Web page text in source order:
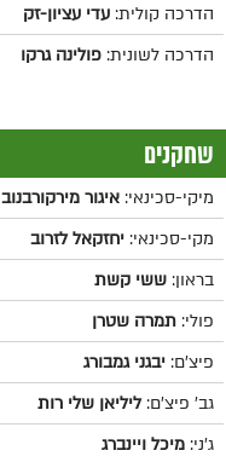
הדרכה קולית: עדי עציון-זק
הדרכה לשונית: פולינה גרקו
שחקנים
מיקי-סכינאי: איגור מירקורבנוב
מקי-סכינאי: יחזקאל לזרוב
בראון: ששי קשת
פולי: תמרה שטרן
פיצ'ם: יבגני גמבורג
גב' פיצ'ם:ליליאן שלי רות
ג'ני: מיכל ויינברג